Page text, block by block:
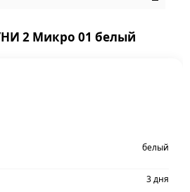
2 Микро 01 белый
белый
3 дня